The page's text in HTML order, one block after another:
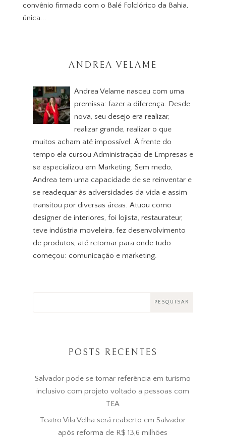
convênio firmado com o Balé Folclórico da Bahia,
única...
ANDREA VELAME
Andrea Velame nasceu com uma
premissa: fazer a diferença. Desde
nova, seu desejo era realizar,
realizar grande, realizar o que
muitos acham até impossível. À frente do
tempo ela cursou Administração de Empresas e
se especializou em Marketing. Sem medo,
Andrea tem uma capacidade de se reinventar e
se readequar às adversidades da vida e assim
transitou por diversas áreas. Atuou como
designer de interiores, foi lojista, restaurateur,
teve indústria moveleira, fez desenvolvimento
de produtos, até retornar para onde tudo
começou: comunicação e marketing.
POSTS RECENTES
Salvador pode se tornar referência em turismo
inclusivo com projeto voltado a pessoas com
TEA
Teatro Vila Velha será reaberto em Salvador
após reforma de R$ 13,6 milhões